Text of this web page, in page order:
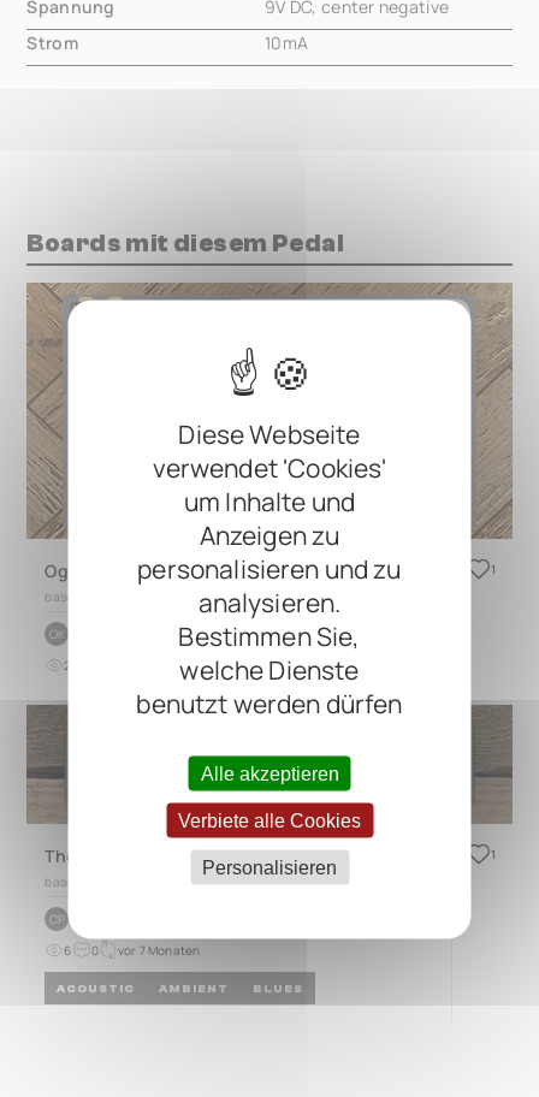
Diese Webseite
verwendet 'Cookies'
um Inhalte und
Anzeigen zu
personalisieren und zu
analysieren.
Bestimmen Sie,
welche Dienste
benutzt werden dürfen
Alle akzeptieren
Verbiete alle Cookies
Personalisieren
Spannung
9V DC, center negative
Strom
10mA
Boards mit diesem Pedal
Oguz Kilic-copy
based on Generisches Board
OK
2 vor etwa 1 Jahr
1
The Arcoo Stick
based on
CP by
6 0 vor 7 Monaten
ACOUSTIC AMBIENT BLUES
1